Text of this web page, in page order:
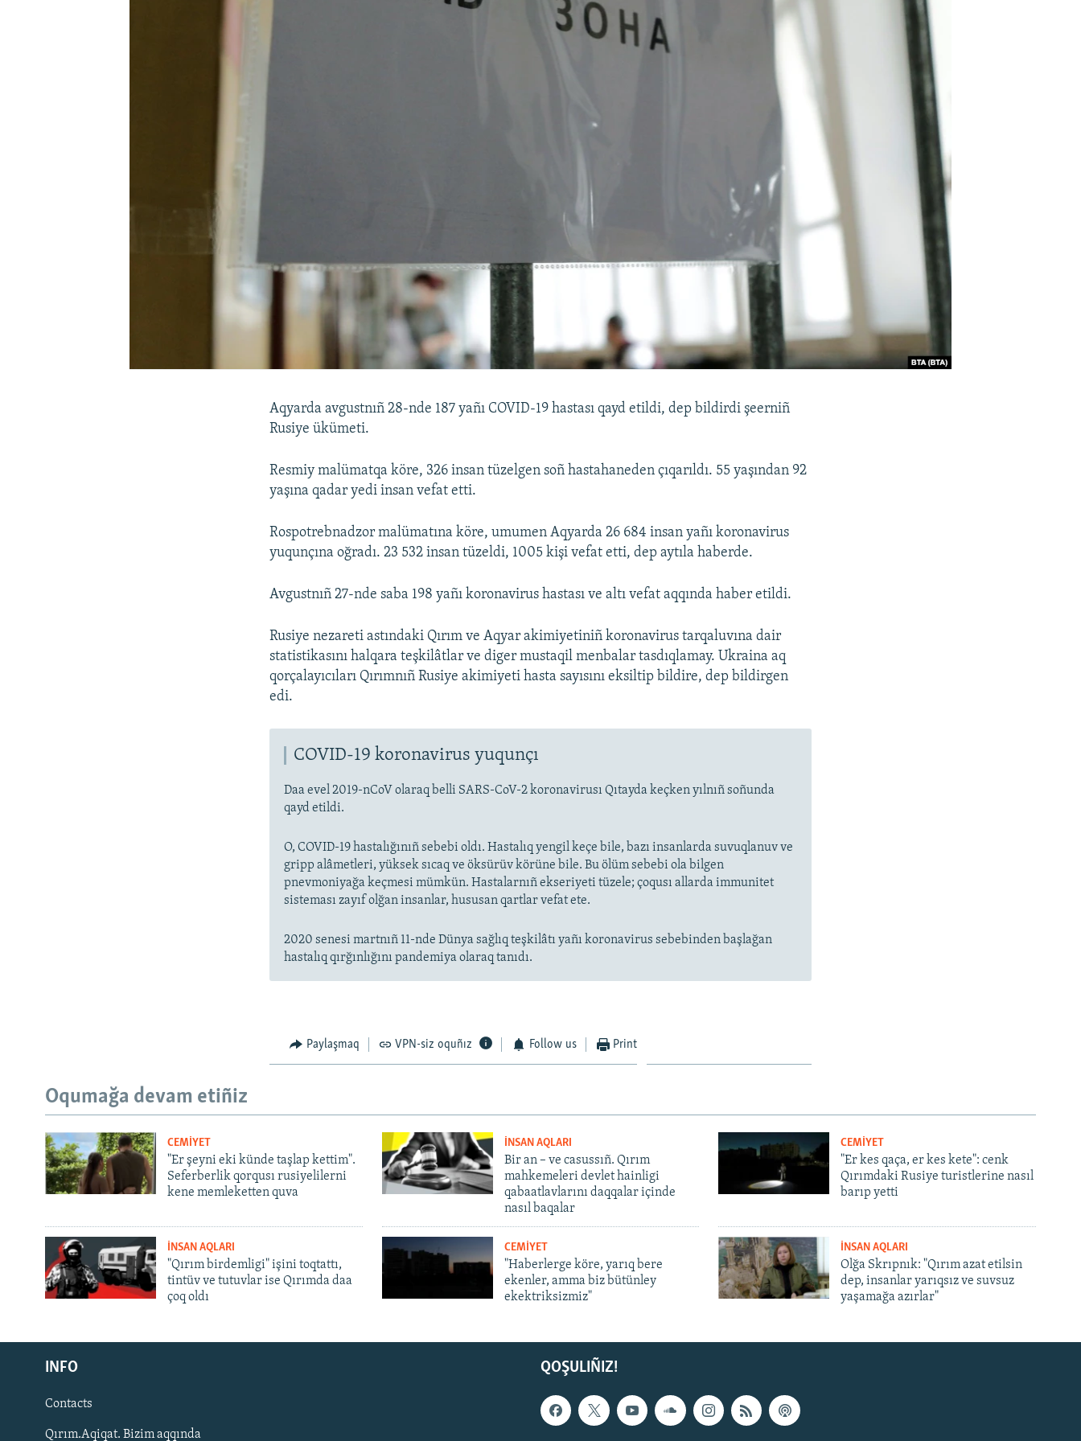
Русский
Українською
QOŞULIÑIZ!
Aqyarda avgustnıñ 28-nde 187 yañı COVID-19 hastası qayd etildi, dep bildirdi şeerniñ
Rusiye ükümeti.
Resmiy malümatqa köre, 326 insan tüzelgen soñ hastahaneden çıqarıldı. 55 yaşından 92
yaşına qadar yedi insan vefat etti.
Rospotrebnadzor malümatına köre, umumen Aqyarda 26 684 insan yañı koronavirus
yuqunçına oğradı. 23 532 insan tüzeldi, 1005 kişi vefat etti, dep aytıla haberde.
Avgustnıñ 27-nde saba 198 yañı koronavirus hastası ve altı vefat aqqında haber etildi.
Rusiye nezareti astındaki Qırım ve Aqyar akimiyetiniñ koronavirus tarqaluvına dair
statistikasını halqara teşkilâtlar ve diger mustaqil menbalar tasdıqlamay. Ukraina aq
qorçalayıcıları Qırımnıñ Rusiye akimiyeti hasta sayısını eksiltip bildire, dep bildirgen
edi.
COVID-19 koronavirus yuqunçı
Daa evel 2019-nCoV olaraq belli SARS-CoV-2 koronavirusı Qıtayda keçken yılnıñ soñunda
qayd etildi.
O, COVID-19 hastalığınıñ sebebi oldı. Hastalıq yengil keçe bile, bazı insanlarda suvuqlanuv ve
gripp alâmetleri, yüksek sıcaq ve öksürüv körüne bile. Bu ölüm sebebi ola bilgen
pnevmoniyağa keçmesi mümkün. Hastalarnıñ ekseriyeti tüzele; çoqusı allarda immunitet
sisteması zayıf olğan insanlar, hususan qartlar vefat ete.
2020 senesi martnıñ 11-nde Dünya sağlıq teşkilâtı yañı koronavirus sebebinden başlağan
hastalıq qırğınlığını pandemiya olaraq tanıdı.
Paylaşmaq VPN-siz oquñız Follow us Print
Oqumağa devam etiñiz
CEMİYET
"Er şeyni eki künde taşlap kettim".
Seferberlik qorqusı rusiyelilerni
kene memleketten quva
İNSAN AQLARI
Bir an – ve casussıñ. Qırım
mahkemeleri devlet hainligi
qabaatlavlarını daqqalar içinde
nasıl baqalar
CEMİYET
"Er kes qaça, er kes kete": cenk
Qırımdaki Rusiye turistlerine nasıl
barıp yetti
İNSAN AQLARI
"Qırım birdemligi" işini toqtattı,
tintüv ve tutuvlar ise Qırımda daa
çoq oldı
CEMİYET
"Haberlerge köre, yarıq bere
ekenler, amma biz bütünley
ekektriksizmiz"
İNSAN AQLARI
Olğa Skrıpnık: "Qırım azat etilsin
dep, insanlar yarıqsız ve suvsuz
yaşamağa azırlar"
QOŞULIÑIZ!
INFO
Contacts
Qırım.Aqiqat. Bizim aqqında